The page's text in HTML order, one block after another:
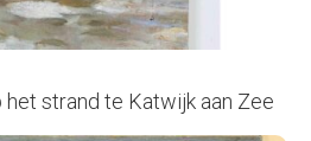
strand te Katwijk aan Zee